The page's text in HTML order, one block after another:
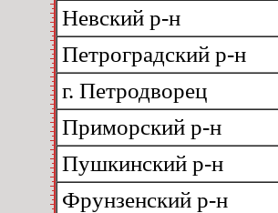
Невский р-н
Петроградский р-н
г. Петродворец
Приморский р-н
Пушкинский р-н
Фрунзенский р-н